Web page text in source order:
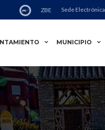
ZBE Sede Electrónica
MUNICIPIO